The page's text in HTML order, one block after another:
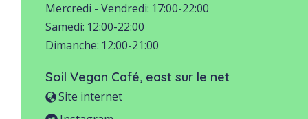
Mercredi - Vendredi: 17:00-22:00
Samedi: 12:00-22:00
Dimanche: 12:00-21:00
Soil Vegan Café, east sur le net
Site internet